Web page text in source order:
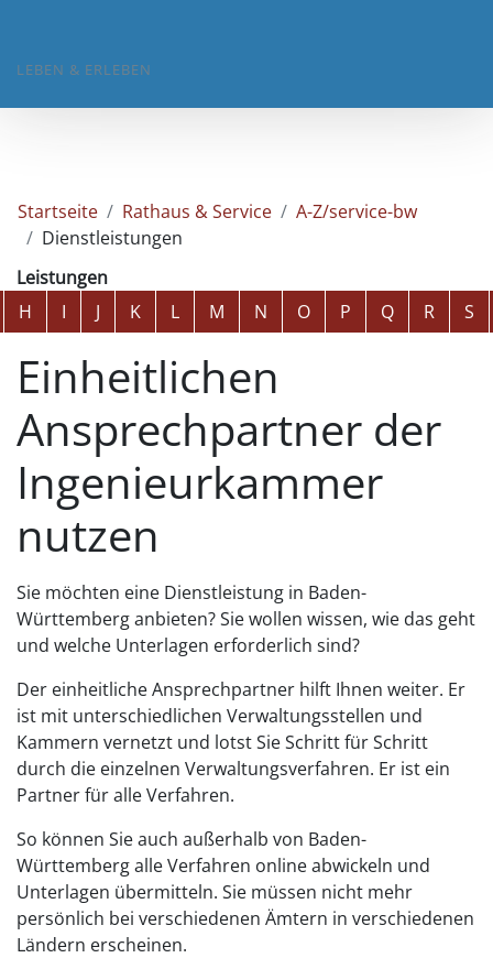
LEBEN & ERLEBEN
Startseite Rathaus & Service
A-Z/service-bw
Dienstleistungen
Leistungen
Alphabetisches Register überspringen
H I J K L M N O P Q R S
Einheitlichen
Ansprechpartner der
Ingenieurkammer
nutzen
Sie möchten eine Dienstleistung in Baden-
Württemberg anbieten? Sie wollen wissen, wie das geht
und welche Unterlagen erforderlich sind?
Der einheitliche Ansprechpartner hilft Ihnen weiter. Er
ist mit unterschiedlichen Verwaltungsstellen und
Kammern vernetzt und lotst Sie Schritt für Schritt
durch die einzelnen Verwaltungsverfahren. Er ist ein
Partner für alle Verfahren.
So können Sie auch außerhalb von Baden-
Württemberg alle Verfahren online abwickeln und
Unterlagen übermitteln. Sie müssen nicht mehr
persönlich bei verschiedenen Ämtern in verschiedenen
Ländern erscheinen.